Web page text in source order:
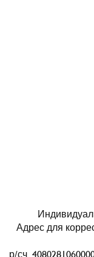
Адрес для
р/сч